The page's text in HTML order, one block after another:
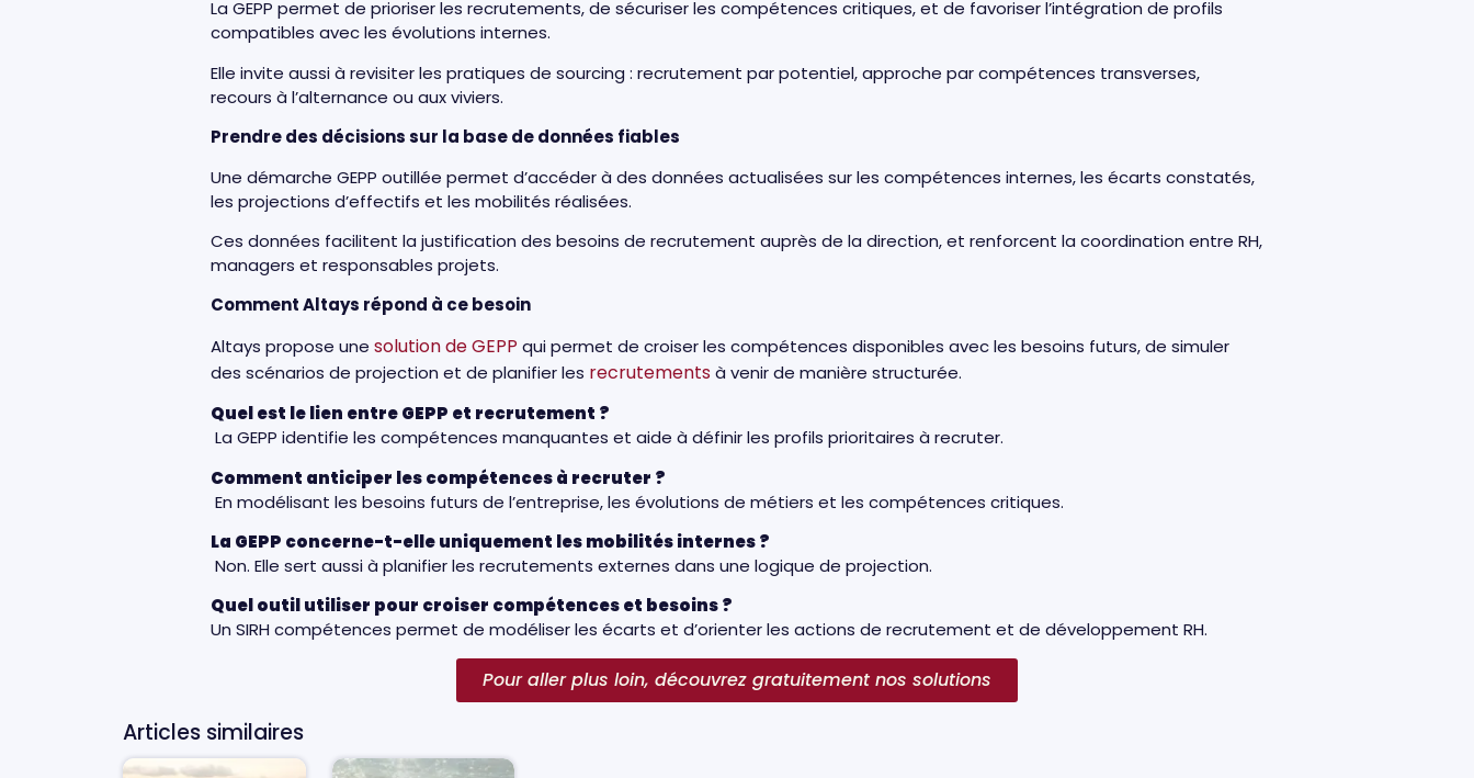
La GEPP permet de prioriser les recrutements, de sécuriser les compétences critiques, et de favoriser l’intégration de profils
compatibles avec les évolutions internes.
Elle invite aussi à revisiter les pratiques de sourcing : recrutement par potentiel, approche par compétences transverses,
recours à l’alternance ou aux viviers.
Prendre des décisions sur la base de données fiables
Une démarche GEPP outillée permet d’accéder à des données actualisées sur les compétences internes, les écarts constatés,
les projections d’effectifs et les mobilités réalisées.
Ces données facilitent la justification des besoins de recrutement auprès de la direction, et renforcent la coordination entre RH,
managers et responsables projets.
Comment Altays répond à ce besoin
Altays propose une solution de GEPP qui permet de croiser les compétences disponibles avec les besoins futurs, de simuler
des scénarios de projection et de planifier les recrutementsà venir de manière structurée.
Quel est le lien entre GEPP et recrutement ?
La GEPP identifie les compétences manquantes et aide à définir les profils prioritaires à recruter.
Comment anticiper les compétences à recruter ?
En modélisant les besoins futurs de l’entreprise, les évolutions de métiers et les compétences critiques.
La GEPP concerne-t-elle uniquement les mobilités internes ?
Non. Elle sert aussi à planifier les recrutements externes dans une logique de projection.
Quel outil utiliser pour croiser compétences et besoins ?
Un SIRH compétences permet de modéliser les écarts et d’orienter les actions de recrutement et de développement RH.
Pour aller plus loin, découvrez gratuitement nos solutions
Articles similaires